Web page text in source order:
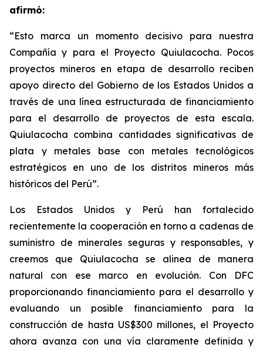
afirmó:
“Esto marca un momento decisivo para nuestra
Compañía y para el Proyecto Quiulacocha. Pocos
proyectos mineros en etapa de desarrollo reciben
apoyo directo del Gobierno de los Estados Unidos a
través de una línea estructurada de financiamiento
para el desarrollo de proyectos de esta escala.
Quiulacocha combina cantidades significativas de
plata y metales base con metales tecnológicos
estratégicos en uno de los distritos mineros más
históricos del Perú”.
Los Estados Unidos y Perú han fortalecido
recientemente la cooperación en torno a cadenas de
suministro de minerales seguras y responsables, y
creemos que Quiulacocha se alinea de manera
natural con ese marco en evolución. Con DFC
proporcionando financiamiento para el desarrollo y
evaluando un posible financiamiento para la
construcción de hasta US$300 millones, el Proyecto
ahora avanza con una vía claramente definida y